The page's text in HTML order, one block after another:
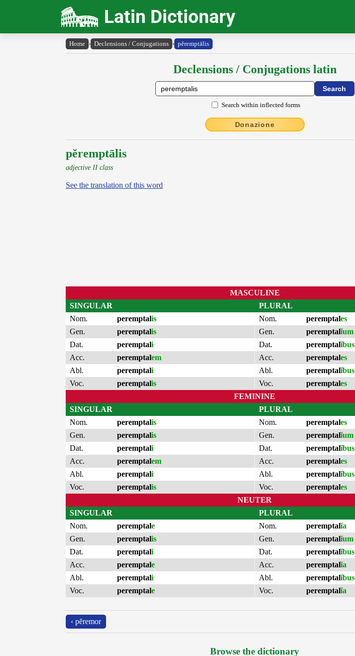
Latin Dictionary
Home › Declensions / Conjugations › pĕremptālis
Declensions / Conjugations latin
Search within inflected forms
Donazione
pĕremptālis
adjective II class
See the translation of this word
MASCULINE
SINGULAR
Nom.
peremptalis
Gen.
peremptalis
Dat.
peremptali
Acc.
peremptalem
Abl.
peremptali
Voc.
peremptalis
PLURAL
Nom.
peremptales
Gen.
peremptalĭum
Dat.
peremptalĭbus
Acc.
peremptales
Abl.
peremptalĭbus
Voc.
peremptales
FEMININE
SINGULAR
Nom.
peremptalis
Gen.
peremptalis
Dat.
peremptali
Acc.
peremptalem
Abl.
peremptali
Voc.
peremptalis
PLURAL
Nom.
peremptales
Gen.
peremptalĭum
Dat.
peremptalĭbus
Acc.
peremptales
Abl.
peremptalĭbus
Voc.
peremptales
NEUTER
SINGULAR
Nom.
peremptale
Gen.
peremptalis
Dat.
peremptali
Acc.
peremptale
Abl.
peremptali
Voc.
peremptale
PLURAL
Nom.
peremptalĭa
Gen.
peremptalĭum
Dat.
peremptalĭbus
Acc.
peremptalĭa
Abl.
peremptalĭbus
Voc.
peremptalĭa
‹ pĕremor
Browse the dictionary